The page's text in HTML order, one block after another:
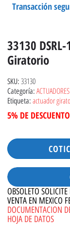
Transacción
33130
Giratorio
SKU: 33130
Categoría:
Etiqueta: actuador
5% DE
OBSOLETO
VENTA EN MEXICO
DOCUMENTACION
HOJA DE DATOS